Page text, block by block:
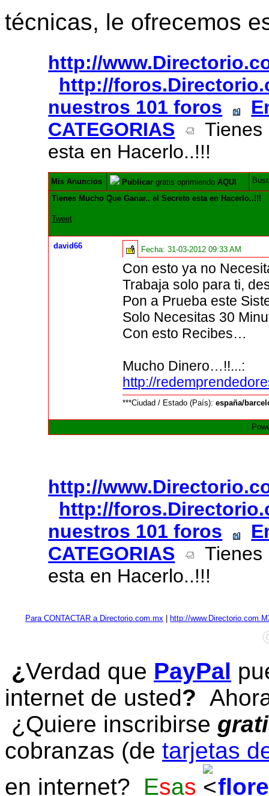
técnicas, le ofrecemos
http://
http://
nuestros 101 foros
CATEGORIAS
Tienes
esta en Hacerlo..!!!
Mis Anuncios Publicar gratis oprimiendoAQUI
Tienes Mucho Que Ganar.. el Secreto esta en Hacerlo..!!!
Tweet
david66 Fecha:31-03-2012 09:33 AM
Con esto ya no
Trabaja solo para ti,
Pon a Prueba este
Solo Necesitas 30
Con esto Recibes…
Mucho Dinero…!!...:
http://
***Ciudad / Estado (País):españa/
http://
http://
nuestros 101 foros
CATEGORIAS
Tienes
esta en Hacerlo..!!!
Para CONTACTAR a Directorio.com.mx http://
¿Verdad que PayPal
internet de usted?
¿Quiere inscribirse
cobranzas (de tarjetas
en internet? Esas